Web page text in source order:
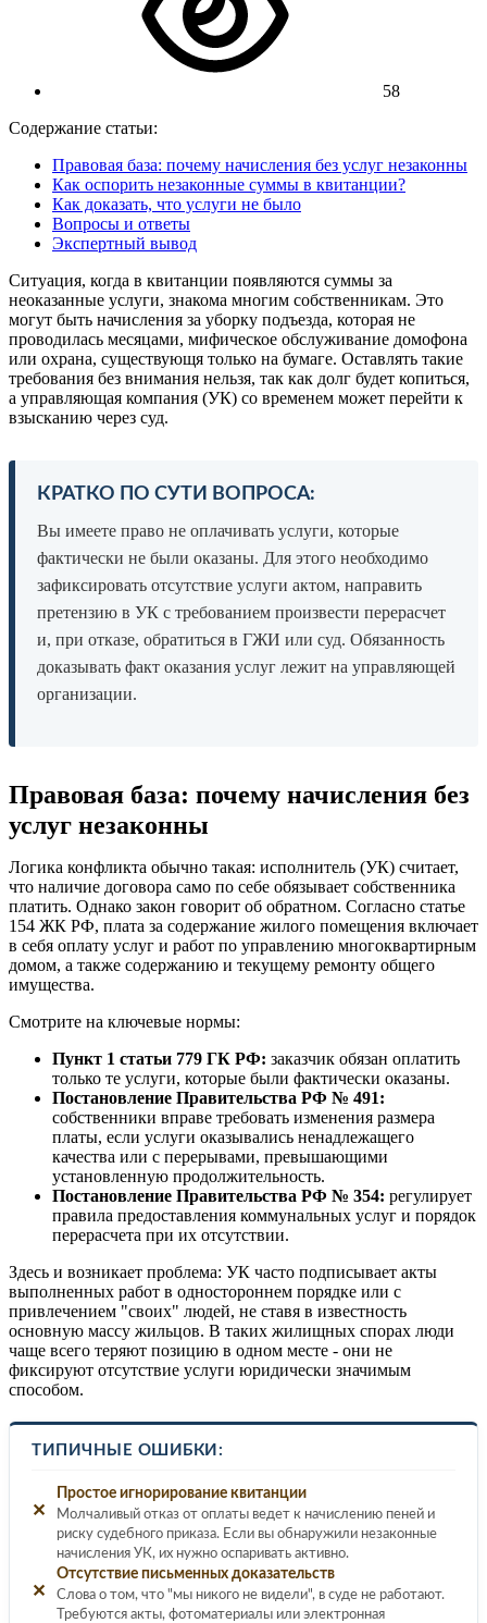
58
Содержание статьи:
Правовая база: почему начисления без услуг незаконны
Как оспорить незаконные суммы в квитанции?
Как доказать, что услуги не было
Вопросы и ответы
Экспертный вывод
Ситуация, когда в квитанции появляются суммы за
неоказанные услуги, знакома многим собственникам. Это
могут быть начисления за уборку подъезда, которая не
проводилась месяцами, мифическое обслуживание домофона
или охрана, существующя только на бумаге. Оставлять такие
требования без внимания нельзя, так как долг будет копиться,
а управляющая компания (УК) со временем может перейти к
взысканию через суд.
КРАТКО ПО СУТИ ВОПРОСА:
Вы имеете право не оплачивать услуги, которые
фактически не были оказаны. Для этого необходимо
зафиксировать отсутствие услуги актом, направить
претензию в УК с требованием произвести перерасчет
и, при отказе, обратиться в ГЖИ или суд. Обязанность
доказывать факт оказания услуг лежит на управляющей
организации.
Правовая база: почему начисления без
услуг незаконны
Логика конфликта обычно такая: исполнитель (УК) считает,
что наличие договора само по себе обязывает собственника
платить. Однако закон говорит об обратном. Согласно статье
154 ЖК РФ, плата за содержание жилого помещения включает
в себя оплату услуг и работ по управлению многоквартирным
домом, а также содержанию и текущему ремонту общего
имущества.
Смотрите на ключевые нормы:
Пункт 1 статьи 779 ГК РФ: заказчик обязан оплатить
только те услуги, которые были фактически оказаны.
Постановление Правительства РФ № 491:
собственники вправе требовать изменения размера
платы, если услуги оказывались ненадлежащего
качества или с перерывами, превышающими
установленную продолжительность.
Постановление Правительства РФ № 354: регулирует
правила предоставления коммунальных услуг и порядок
перерасчета при их отсутствии.
Здесь и возникает проблема: УК часто подписывает акты
выполненных работ в одностороннем порядке или с
привлечением "своих" людей, не ставя в известность
основную массу жильцов. В таких жилищных спорах люди
чаще всего теряют позицию в одном месте - они не
фиксируют отсутствие услуги юридически значимым
способом.
ТИПИЧНЫЕ ОШИБКИ:
✕
Простое игнорирование квитанции
Молчаливый отказ от оплаты ведет к начислению пеней и
риску судебного приказа. Если вы обнаружили незаконные
начисления УК, их нужно оспаривать активно.
✕
Отсутствие письменных доказательств
Слова о том, что "мы никого не видели", в суде не работают.
Требуются акты, фотоматериалы или электронная